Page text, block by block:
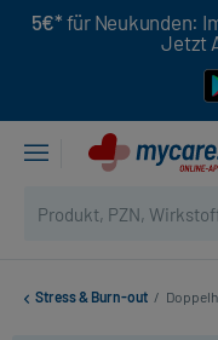
5€* für Neukunden:
Jetzt
Stress & Burn-out /